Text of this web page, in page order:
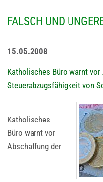
FALSCH UND
15.05.2008
Katholisches Büro warnt vor
Steuerabzugsfähigkeit von
Katholisches
Büro warnt vor
Abschaffung der